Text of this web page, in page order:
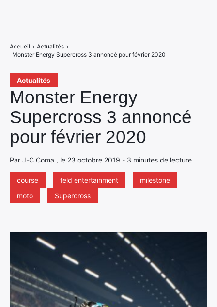
Actualités
Monster Energy
Supercross 3 annoncé
pour février 2020
Par J-C Coma , le 23 octobre 2019 - 3 minutes de lecture
course feld entertainment
milestone
moto
Supercross
Accueil › Actualités ›
Monster Energy Supercross 3 annoncé pour février 2020